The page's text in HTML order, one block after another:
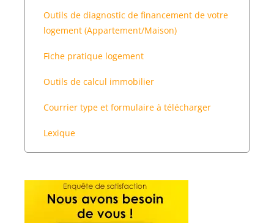
Outils de diagnostic de financement de votre
logement (Appartement/Maison)
Fiche pratique logement
Outils de calcul immobilier
Courrier type et formulaire à télécharger
Lexique